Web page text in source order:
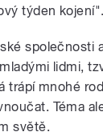
týden kojení".
společnosti
lidmi,
trápí mnohé
Téma
světě.